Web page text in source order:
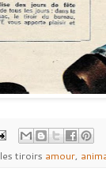
tiroirs amour,